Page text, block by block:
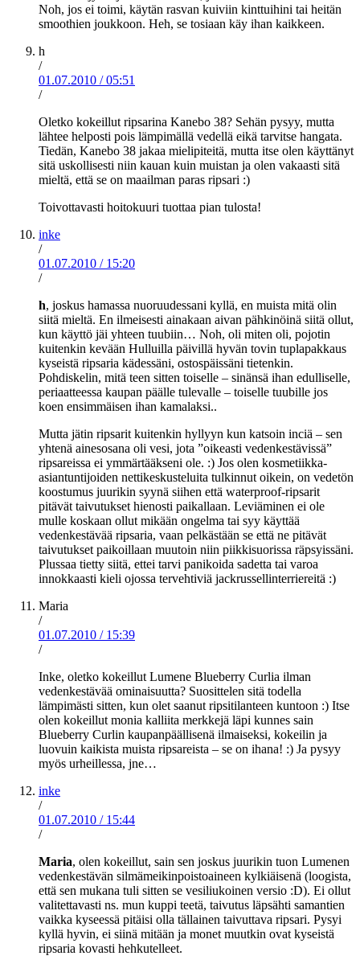
Noh, jos ei toimi, käytän rasvan kuiviin kinttuihini tai heitän
smoothien joukkoon. Heh, se tosiaan käy ihan kaikkeen.
h
/
01.07.2010 / 05:51
/
Oletko kokeillut ripsarina Kanebo 38? Sehän pysyy, mutta
lähtee helposti pois lämpimällä vedellä eikä tarvitse hangata.
Tiedän, Kanebo 38 jakaa mielipiteitä, mutta itse olen käyttänyt
sitä uskollisesti niin kauan kuin muistan ja olen vakaasti sitä
mieltä, että se on maailman paras ripsari :)
Toivottavasti hoitokuuri tuottaa pian tulosta!
inke
/
01.07.2010 / 15:20
/
h, joskus hamassa nuoruudessani kyllä, en muista mitä olin
siitä mieltä. En ilmeisesti ainakaan aivan pähkinöinä siitä ollut,
kun käyttö jäi yhteen tuubiin… Noh, oli miten oli, pojotin
kuitenkin kevään Hulluilla päivillä hyvän tovin tuplapakkaus
kyseistä ripsaria kädessäni, ostospäissäni tietenkin.
Pohdiskelin, mitä teen sitten toiselle – sinänsä ihan edulliselle,
periaatteessa kaupan päälle tulevalle – toiselle tuubille jos
koen ensimmäisen ihan kamalaksi..
Mutta jätin ripsarit kuitenkin hyllyyn kun katsoin inciä – sen
yhtenä ainesosana oli vesi, jota ”oikeasti vedenkestävissä”
ripsareissa ei ymmärtääkseni ole. :) Jos olen kosmetiikka-
asiantuntijoiden nettikeskusteluita tulkinnut oikein, on vedetön
koostumus juurikin syynä siihen että waterproof-ripsarit
pitävät taivutukset hienosti paikallaan. Leviäminen ei ole
mulle koskaan ollut mikään ongelma tai syy käyttää
vedenkestävää ripsaria, vaan pelkästään se että ne pitävät
taivutukset paikoillaan muutoin niin piikkisuorissa räpsyissäni.
Plussaa tietty siitä, ettei tarvi panikoida sadetta tai varoa
innokkaasti kieli ojossa tervehtiviä jackrussellinterriereitä :)
Maria
/
01.07.2010 / 15:39
/
Inke, oletko kokeillut Lumene Blueberry Curlia ilman
vedenkestävää ominaisuutta? Suosittelen sitä todella
lämpimästi sitten, kun olet saanut ripsitilanteen kuntoon :) Itse
olen kokeillut monia kalliita merkkejä läpi kunnes sain
Blueberry Curlin kaupanpäällisenä ilmaiseksi, kokeilin ja
luovuin kaikista muista ripsareista – se on ihana! :) Ja pysyy
myös urheillessa, jne…
inke
/
01.07.2010 / 15:44
/
Maria, olen kokeillut, sain sen joskus juurikin tuon Lumenen
vedenkestävän silmämeikinpoistoaineen kylkiäisenä (loogista,
että sen mukana tuli sitten se vesiliukoinen versio :D). Ei ollut
valitettavasti ns. mun kuppi teetä, taivutus läpsähti samantien
vaikka kyseessä pitäisi olla tällainen taivuttava ripsari. Pysyi
kyllä hyvin, ei siinä mitään ja monet muutkin ovat kyseistä
ripsaria kovasti hehkutelleet.